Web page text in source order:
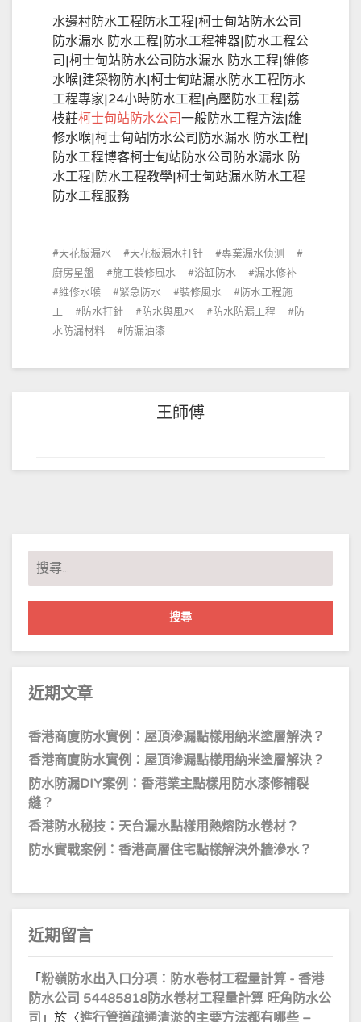
水邊村防水工程防水工程|柯士甸站防水公司
防水漏水 防水工程|防水工程神器|防水工程公
司|柯士甸站防水公司防水漏水 防水工程|維修
水喉|建築物防水|柯士甸站漏水防水工程防水
工程專家|24小時防水工程|高壓防水工程|荔
枝莊柯士甸站防水公司一般防水工程方法|維
修水喉|柯士甸站防水公司防水漏水 防水工程|
防水工程博客柯士甸站防水公司防水漏水 防
水工程|防水工程教學|柯士甸站漏水防水工程
防水工程服務
天花板漏水 天花板漏水打针
專業漏水侦测
廚房星盤
施工裝修風水 浴缸防水
漏水修补
維修水喉
緊急防水 裝修風水
防水工程施
工
防水打針 防水與風水 防水防漏工程
防
水防漏材料
防漏油漆
王師傅
搜
尋
關
字:
近期文章
香港商廈防水實例：屋頂滲漏點樣用納米塗層解決？
香港商廈防水實例：屋頂滲漏點樣用納米塗層解決？
防水防漏DIY案例：香港業主點樣用防水漆修補裂
縫？
香港防水秘技：天台漏水點樣用熱熔防水卷材？
防水實戰案例：香港高層住宅點樣解決外牆滲水？
近期留言
「 粉嶺防水出入口分項：防水卷材工程量計算 - 香港
防水公司 54485818防水卷材工程量計算 旺角防水公
司 」於〈進行管道疏通清淤的主要方法都有哪些 –